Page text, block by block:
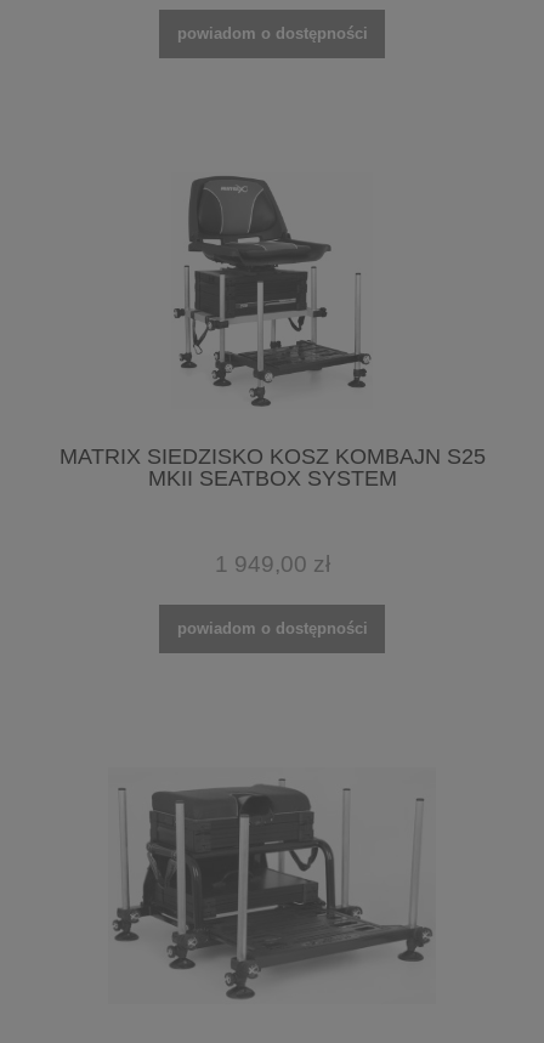
powiadom o dostępności
MATRIX SIEDZISKO KOSZ KOMBAJN S25
MKII SEATBOX SYSTEM
1 949,00 zł
powiadom o dostępności